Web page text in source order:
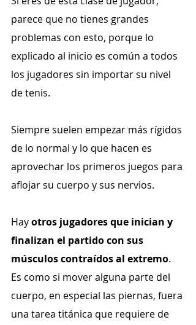
parece que no tienes grandes
problemas con esto, porque lo
explicado al inicio es común a todos
los jugadores sin importar su nivel
de tenis.
Siempre suelen empezar más rígidos
de lo normal y lo que hacen es
aprovechar los primeros juegos para
aflojar su cuerpo y sus nervios.
Hay otros jugadores que inician y
finalizan el partido con sus
músculos contraídos al extremo.
Es como si mover alguna parte del
cuerpo, en especial las piernas, fuera
una tarea titánica que requiere de